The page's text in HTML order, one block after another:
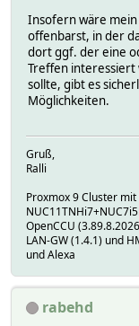
Insofern wäre mein
offenbarst, in der
dort ggf. der eine
Treffen interessiert
sollte, gibt es
Möglichkeiten.
Gruß,
Ralli
Proxmox 9 Cluster
OpenCCU
LAN-GW (1.4.1) und
und Alexa
rabehd